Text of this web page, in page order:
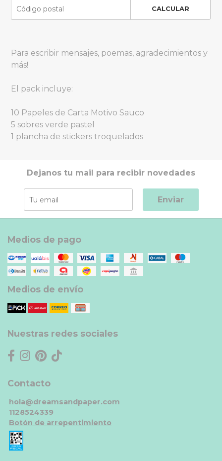
CALCULAR
Para escribir mensajes, poemas, agradecimientos y
más!
El pack incluye:
10 Papeles de Carta Motivo Sauco
5 sobres verde pastel
1 plancha de stickers troquelados
Dejanos tu mail para recibir novedades
Enviar
Medios de pago
Medios de envío
Nuestras redes sociales
Contacto
hola@dreamsandpaper.com
1128524339
Botón de arrepentimiento